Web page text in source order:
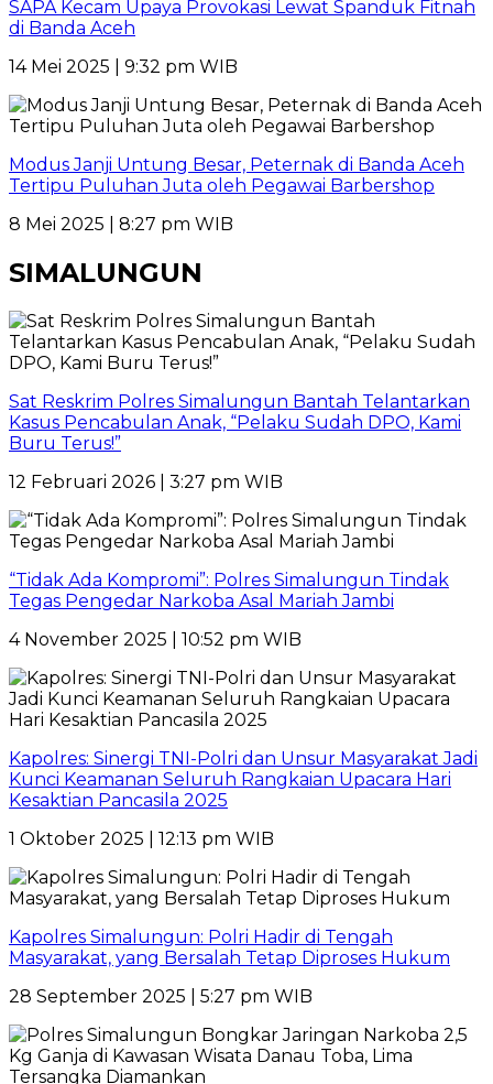
SAPA Kecam Upaya Provokasi Lewat Spanduk Fitnah
di Banda Aceh
14 Mei 2025 | 9:32 pm WIB
Modus Janji Untung Besar, Peternak di Banda Aceh
Tertipu Puluhan Juta oleh Pegawai Barbershop
8 Mei 2025 | 8:27 pm WIB
SIMALUNGUN
Sat Reskrim Polres Simalungun Bantah Telantarkan
Kasus Pencabulan Anak, “Pelaku Sudah DPO, Kami
Buru Terus!”
12 Februari 2026 | 3:27 pm WIB
“Tidak Ada Kompromi”: Polres Simalungun Tindak
Tegas Pengedar Narkoba Asal Mariah Jambi
4 November 2025 | 10:52 pm WIB
Kapolres: Sinergi TNI-Polri dan Unsur Masyarakat Jadi
Kunci Keamanan Seluruh Rangkaian Upacara Hari
Kesaktian Pancasila 2025
1 Oktober 2025 | 12:13 pm WIB
Kapolres Simalungun: Polri Hadir di Tengah
Masyarakat, yang Bersalah Tetap Diproses Hukum
28 September 2025 | 5:27 pm WIB